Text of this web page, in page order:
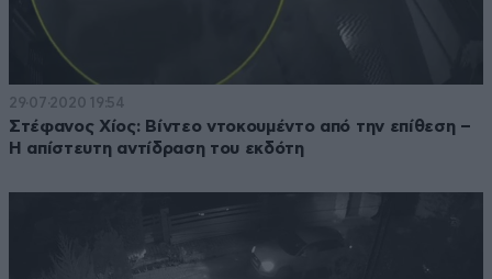
29·07·2020 19:54
Στέφανος Χίος: Βίντεο ντοκουμέντο από την επίθεση –
Η απίστευτη αντίδραση του εκδότη